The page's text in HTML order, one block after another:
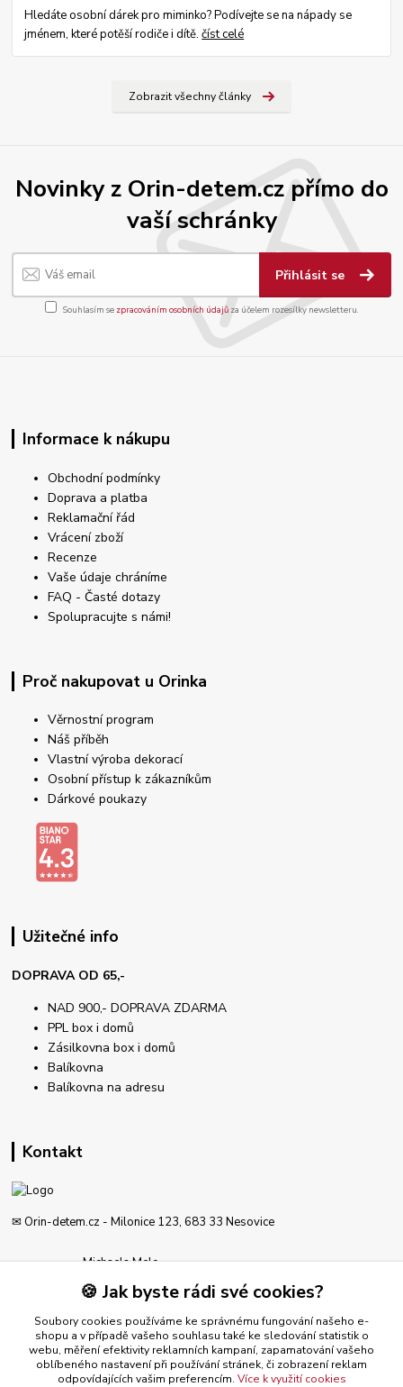
Hledáte osobní dárek pro miminko? Podívejte se na nápady se
jménem, které potěší rodiče i dítě.číst celé
Zobrazit všechny články
Novinky z Orin-detem.cz přímo do
vaší schránky
Přihlásit se
Souhlasím se zpracováním osobních údajůza účelem rozesílky newsletteru.
Informace k nákupu
Obchodní podmínky
Doprava a platba
Reklamační řád
Vrácení zboží
Recenze
Vaše údaje chráníme
FAQ - Časté dotazy
Spolupracujte s námi!
Proč nakupovat u Orinka
Věrnostní program
Náš příběh
Vlastní výroba dekorací
Osobní přístup k zákazníkům
Dárkové poukazy
Užitečné info
DOPRAVA OD 65,-
NAD 900,- DOPRAVA ZDARMA
PPL box i domů
Zásilkovna box i domů
Balíkovna
Balíkovna na adresu
Kontakt
✉ Orin-detem.cz - Milonice 123, 683 33 Nesovice
Michaela Melo
777 189 612
Po - Pá od 8-19 hod
obchod@orin-detem.cz
🍪 Jak byste rádi své cookies?
Soubory cookies používáme ke správnému fungování našeho e-
shopu a v případě vašeho souhlasu také ke sledování statistik o
webu, měření efektivity reklamních kampaní, zapamatování vašeho
oblíbeného nastavení při používání stránek, či zobrazení reklam
odpovídajících vašim preferencím. Více k využití cookies